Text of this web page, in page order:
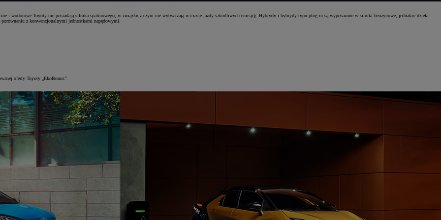
i wodorowe Toyoty nie posiadają silnika spalinowego, w związku z czym nie wytwarzają w czasie jazdy szkodliwych emisji§. Hybrydy i hybrydy typu plug-in są wyposażone w silniki benzynowe, jednakże dzięki
z konwencjonalnymi jednostkami napędowymi.
oferty Toyoty „EkoBonus”.